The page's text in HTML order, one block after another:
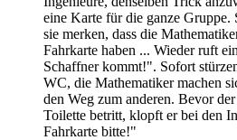
eine Karte für die ganze Gruppe.
sie merken, dass die
Fahrkarte haben ... Wieder ruft
Schaffner kommt!". Sofort
WC, die Mathematiker machen
den Weg zum anderen. Bevor
Toilette betritt, klopft er bei den
Fahrkarte bitte!"